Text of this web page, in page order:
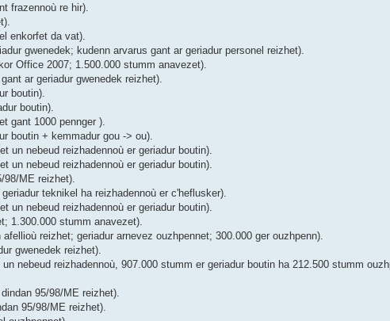
frazennoù re hir).
enkorfet da vat).
gwenedek; kudenn arvarus gant ar geriadur personel reizhet).
Office 2007; 1.500.000 stumm anavezet).
ar geriadur gwenedek reizhet).
boutin).
boutin).
gant 1000 pennger ).
boutin + kemmadur gou -> ou).
un nebeud reizhadennoù er geriadur boutin).
un nebeud reizhadennoù er geriadur boutin).
ME reizhet).
teknikel ha reizhadennoù er c'heflusker).
un nebeud reizhadennoù er geriadur boutin).
1.300.000 stumm anavezet).
reizhet; geriadur arnevez ouzhpennet; 300.000 ger ouzhpenn).
gwenedek reizhet).
nebeud reizhadennoù, 907.000 stumm er geriadur boutin ha 212.500 stumm
95/98/ME reizhet).
95/98/ME reizhet).